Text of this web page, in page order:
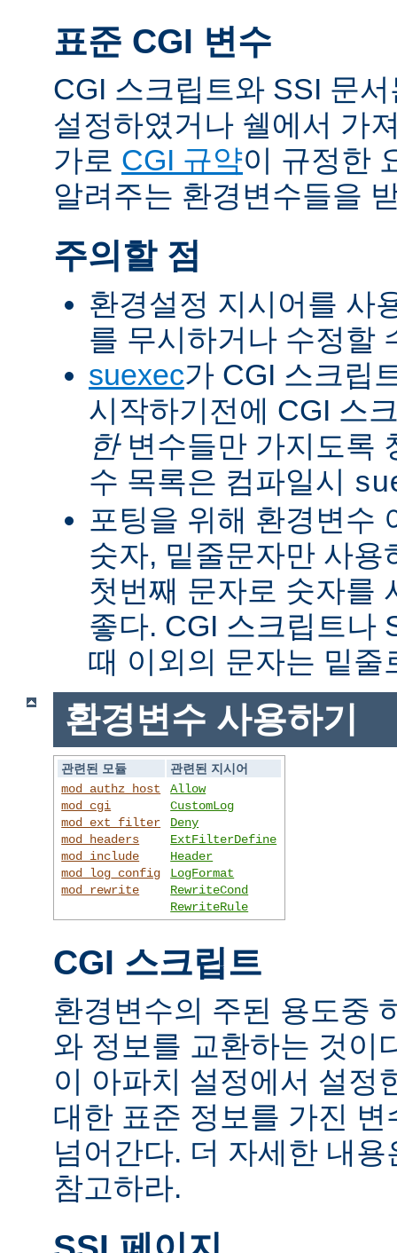
표준 CGI 변수
CGI 스크립트와 SSI 문
설정하였거나 쉘에서 가
가로 CGI 규약이 규정한
알려주는 환경변수들을
주의할 점
환경설정 지시어를 사
를 무시하거나 수정할
suexec가 CGI 스크립
시작하기전에 CGI 스
한변수들만 가지도록
수 목록은 컴파일시
포팅을 위해 환경변수
숫자, 밑줄문자만 사용
첫번째 문자로 숫자를
좋다. CGI 스크립트나
때 이외의 문자는 밑줄
환경변수 사용하기
관련된 모듈
관련된 지시어
mod_authz_host
mod_cgi
mod_ext_filter
mod_headers
mod_include
mod_log_config
mod_rewrite
Allow
CustomLog
Deny
ExtFilterDefine
Header
LogFormat
RewriteCond
RewriteRule
CGI 스크립트
환경변수의 주된 용도중
와 정보를 교환하는 것이
이 아파치 설정에서 설정
대한 표준 정보를 가진
넘어간다. 더 자세한 내
참고하라.